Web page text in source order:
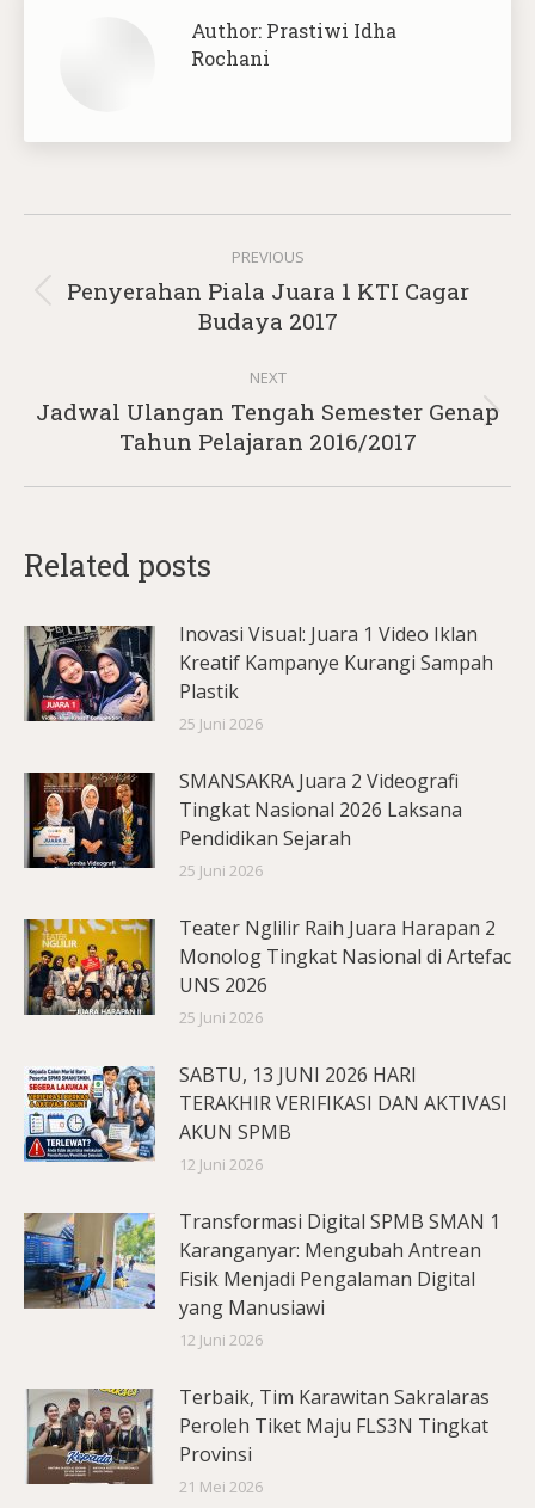
Author: Prastiwi Idha
Rochani
navigation
PREVIOUS
Previous
post:
Penyerahan Piala Juara 1 KTI Cagar
Budaya 2017
NEXT
Next
post:
Jadwal Ulangan Tengah Semester Genap
Tahun Pelajaran 2016/2017
Related posts
Inovasi Visual: Juara 1 Video Iklan
Kreatif Kampanye Kurangi Sampah
Plastik
25 Juni 2026
SMANSAKRA Juara 2 Videografi
Tingkat Nasional 2026 Laksana
Pendidikan Sejarah
25 Juni 2026
Teater Nglilir Raih Juara Harapan 2
Monolog Tingkat Nasional di Artefac
UNS 2026
25 Juni 2026
SABTU, 13 JUNI 2026 HARI
TERAKHIR VERIFIKASI DAN AKTIVASI
AKUN SPMB
12 Juni 2026
Transformasi Digital SPMB SMAN 1
Karanganyar: Mengubah Antrean
Fisik Menjadi Pengalaman Digital
yang Manusiawi
12 Juni 2026
Terbaik, Tim Karawitan Sakralaras
Peroleh Tiket Maju FLS3N Tingkat
Provinsi
21 Mei 2026